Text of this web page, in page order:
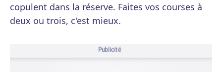
copulent dans la réserve. Faites vos courses à
deux ou trois, c'est mieux.
Publicité